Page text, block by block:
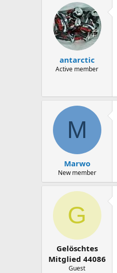
antarctic
Active member
M
Marwo
New member
G
Gelöschtes
Mitglied 44086
Guest